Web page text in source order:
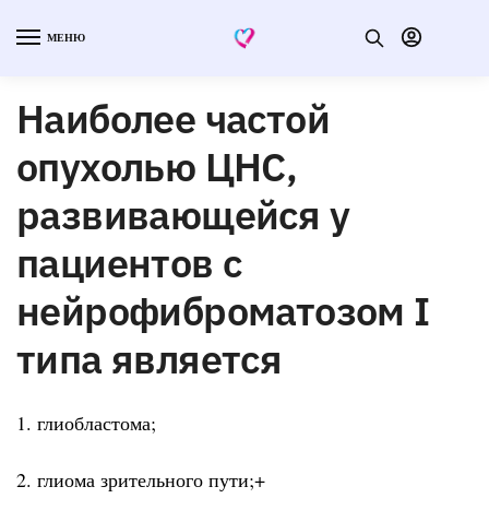
МЕНЮ
Наиболее частой
опухолью ЦНС,
развивающейся у
пациентов с
нейрофиброматозом I
типа является
1. глиобластома;
2. глиома зрительного пути;+